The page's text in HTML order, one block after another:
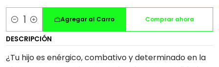
Cantidad
Agregar al Carro Comprar ahora
DESCRIPCIÓN
¿Tu hijo es enérgico, combativo y determinado en la